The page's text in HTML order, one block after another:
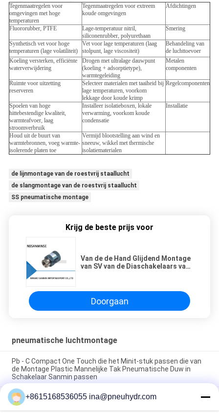
Tegenmaatregelen voor
omgevingen met hoge
temperaturen
Tegenmaatregelen voor extreem
koude omgevingen
Afdichtingen
Fluororubber, PTFE
Lage-temperatuur nitril,
siliconenrubber, polyurethaan
Smering
Synthetisch vet voor hoge
temperaturen (lage volatiliteit)
Vet voor lage temperaturen (laag
stolpunt, lage viscositeit)
Behandeling van
de luchttoevoer
Koeling versterken, efficiënte
waterverwijdering
Drogen met ultralage dauwpunt
(koeling + adsorptietype),
warmtegeleiding
Metalen
componenten
Ruimte voor uitzetting
reserveren
Selecteer materialen met taaiheid bij
lage temperaturen, voorkom
lekkage door koude krimp
Regelcomponenten
Spoelen van hoge
hittebestendige kwaliteit,
warmteafvoer, laag
stroomverbruik
Installeer isolatieboxen, lokale
verwarming, voorkom koude
condensatie
Installatie
Houd uit de buurt van
warmtebronnen, voeg warmte-
isolerende platen toe
Vermijd blootstelling aan wind en
sneeuw, wikkel met thermische
isolatiematerialen
de lijnmontage van de roestvrij staallucht
de slangmontage van de roestvrij staallucht
SS pneumatische montage
Krijg de beste prijs voor
Van de de Hand Glijdend Montage
van SV van de Diaschakelaars van
Componenten Vrouwelijk
Mannetje (Standaard)
Doorgaan
pneumatische luchtmontage
Pb - C Compact One Touch die het Minit-stuk passen die van
de Montage Plastic Mannelijke Tak Pneumatische Duw in
Schakelaar Sanmin passen
NBSANMINSE van de de Montagegeluiddemper van de C
Pneumatische Lucht van de het Gaspedaalklep Pneumatische
+8615168536055 ina@pneuhydr.com